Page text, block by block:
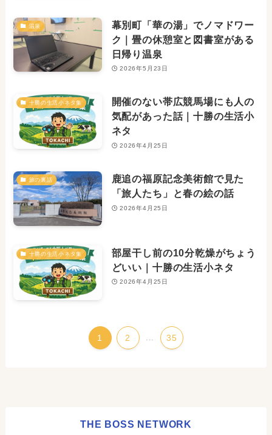
温泉
幕別町「華の湯」でノマドワー
ク｜畳の休憩室と図書室がある
日帰り温泉
2026年5月23日
十勝の生活小ネタ集
開催のない帯広競馬場にも人の
気配があった話｜十勝の生活小
ネタ
2026年4月25日
旅の裏話
鹿追の福原記念美術館で見た
「旅人たち」と春の絵の話
2026年4月25日
十勝の生活小ネタ集
部屋干し前の10分乾燥がちょう
どいい｜十勝の生活小ネタ
2026年4月25日
1 2 35
THE BOSS NETWORK